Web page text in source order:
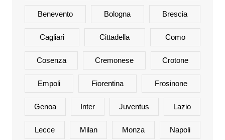
Benevento Bologna Brescia
Cagliari Cittadella Como
Cosenza Cremonese Crotone
Empoli Fiorentina Frosinone
Genoa Inter Juventus Lazio
Lecce Milan Monza Napoli